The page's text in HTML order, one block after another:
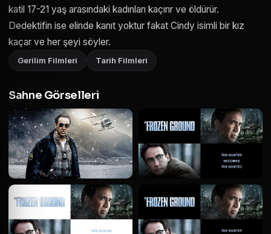
katil 17-21 yaş arasındaki kadınları kaçırır ve öldürür.
Dedektifin ise elinde kanıt yoktur fakat Cindy isimli bir kız
kaçar ve her şeyi söyler.
Gerilim Filmleri Tarih Filmleri
Sahne Görselleri